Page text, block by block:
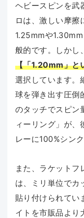
ヘビースピンを武
ロは、激しい摩擦
1.25mmや
般的です。しかし
【「1.20mm」と
選択しています。
球を弾き出す圧倒
のタッチでスピン
ィーリング」が
レーに100%シン
また、ラケット
は、ミリ単位でカ
貼り付けられてい
イトを市販品よ